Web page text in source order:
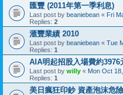
匯豐 (2011年第一季利息)
Last post by beaniebean « Fri
Replies: 2
滙豐業績 2010
Last post by beaniebean « Tue
Replies: 1
AIA明起招股入場費約3976
Last post by willy « Mon Oct
Replies: 1
美日瘋狂印鈔 資產泡沫危